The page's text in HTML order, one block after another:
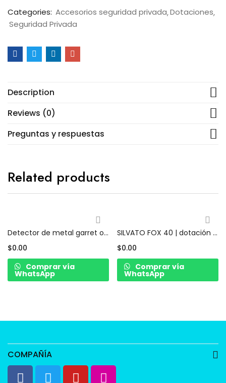
Categories: Accesorios seguridad privada Dotaciones
Seguridad Privada
Description
Reviews (0)
Preguntas y respuestas
Related products
Detector de metal garret original | dotación de seguridad privada y/o guarda de seguridad
$0.00
Comprar vía
WhatsApp
SILVATO FOX 40 | dotación de seguridad privada y/o guarda de seguridad
$0.00
Comprar vía
WhatsApp
COMPAÑÍA